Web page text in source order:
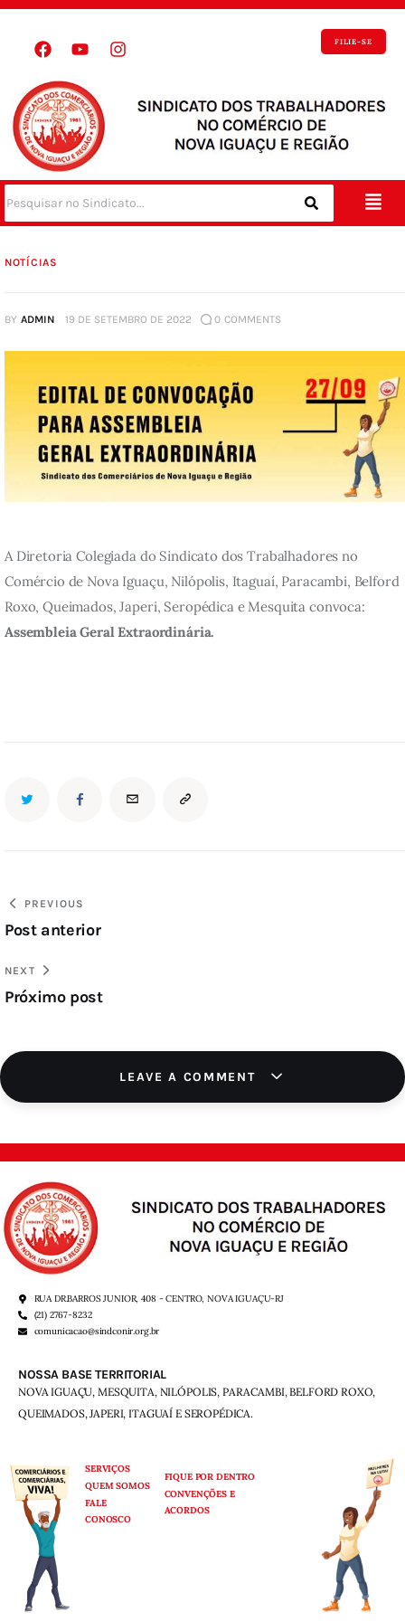
FILIE-SE
NOTÍCIAS
BY ADMIN 19 DE SETEMBRO DE 2022 0 COMMENTS
A Diretoria Colegiada do Sindicato dos Trabalhadores no
Comércio de Nova Iguaçu, Nilópolis, Itaguaí, Paracambi, Belford
Roxo, Queimados, Japeri, Seropédica e Mesquita convoca:
Assembleia Geral Extraordinária.
PREVIOUS
Post anterior
NEXT
Próximo post
LEAVE A COMMENT
RUA DR.BARROS JUNIOR, 408 - CENTRO, NOVA IGUAÇU-RJ
(21) 2767-8232
comunicacao@sindconir.org.br
NOSSA BASE TERRITORIAL
NOVA IGUAÇU, MESQUITA, NILÓPOLIS, PARACAMBI, BELFORD ROXO,
QUEIMADOS,JAPERI, ITAGUAÍ E SEROPÉDICA.
SERVIÇOS
QUEM SOMOS
FALE
CONOSCO
FIQUE POR DENTRO
CONVENÇÕES E
ACORDOS